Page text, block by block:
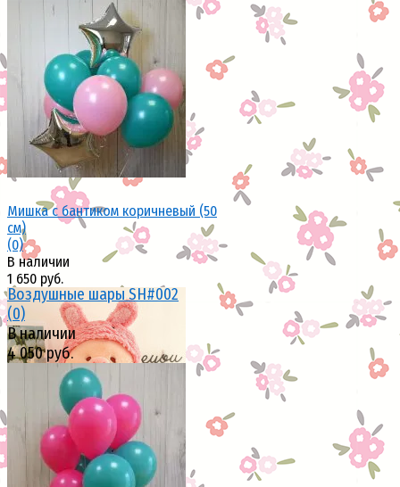
сравнить
избранное сравнить
Мишка с бантиком коричневый (50
см)
(0)
В наличии
1 650 руб.
избранное сравнить
избранное сравнить
Воздушные шары SH#002
(0)
В наличии
4 050 руб.